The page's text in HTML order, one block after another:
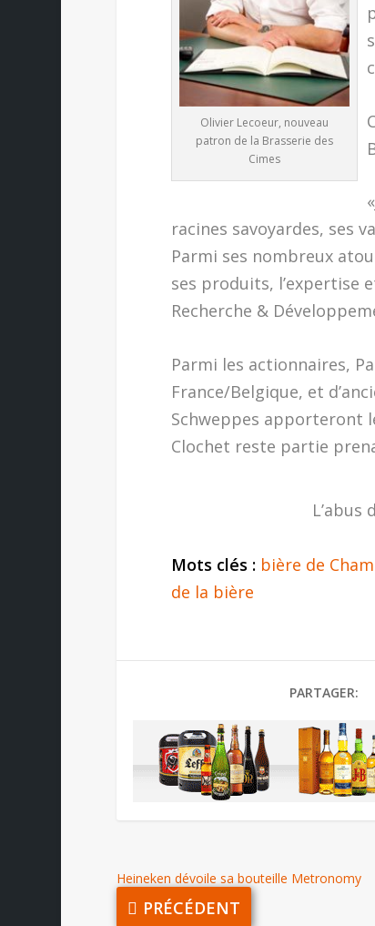
Olivier Lecoeur, nouveau
patron de la Brasserie des
Cimes
racines savoyardes, ses
Parmi ses nombreux
ses produits, l’expertise
Recherche &
Parmi les actionnaires,
France/Belgique, et
Schweppes apporteront
Clochet reste partie
L’abus
Mots clés : bière de
de la bière
PARTAGER:
Heineken dévoile sa bouteille Metronomy
PRÉCÉDENT